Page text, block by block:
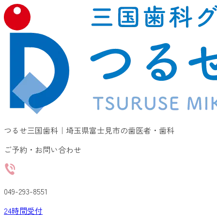
つるせ三国歯科｜埼玉県富士見市の歯医者・歯科
ご予約・お問い合わせ
049-293-8551
24時間受付